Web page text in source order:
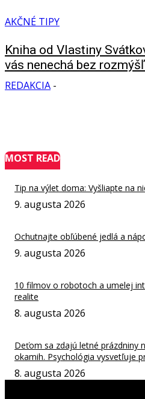
AKČNÉ TIPY
Kniha od Vlastiny
vás nenechá bez
REDAKCIA -
MOST READ
Tip na výlet doma: Vyšliapte na
9. augusta 2026
Ochutnajte obľúbené jedlá a
9. augusta 2026
10 filmov o robotoch a umelej
realite
8. augusta 2026
Deťom sa zdajú letné prázdniny
okamih. Psychológia vysvetľuje
8. augusta 2026